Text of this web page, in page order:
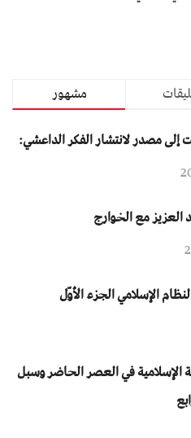
مشهور
مصدر لانتشار الفكر الداعشي:
العزيز مع الخوارج
الإسلامي الجزء الأوّل
في العصر الحاضر وسبل